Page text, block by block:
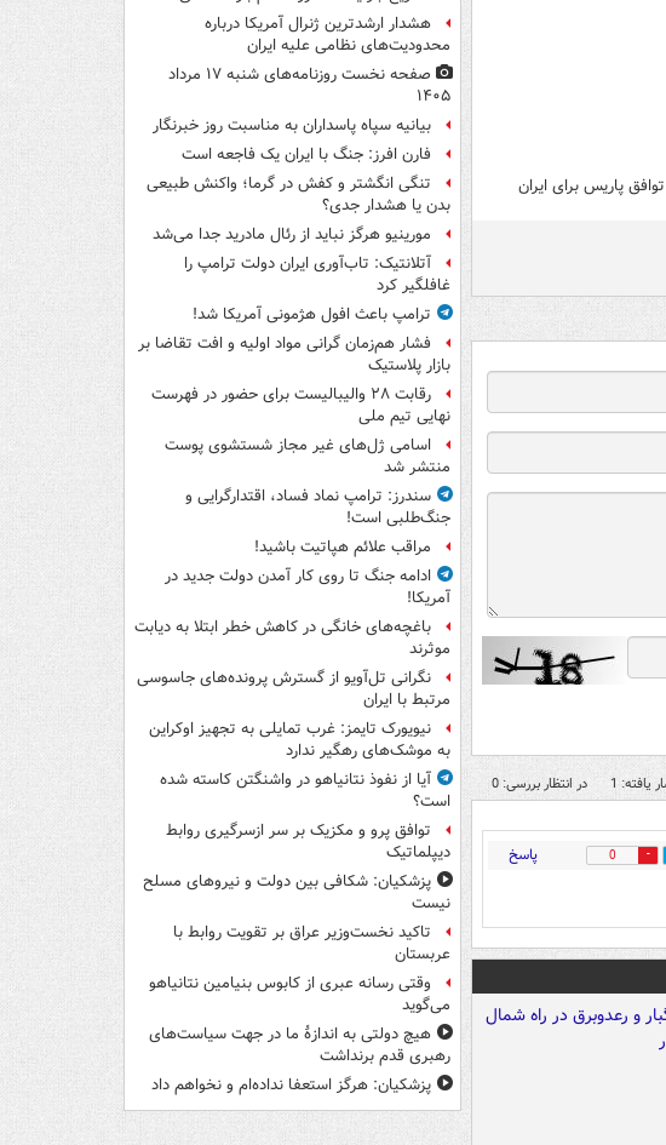
یافته: 1 در انتظار بررسی: 0
0 پاسخ
هشدار ارشدترین ژنرال آمریکا درباره
محدودیت‌های نظامی علیه ایران
صفحه نخست روزنامه‌های شنبه ۱۷ مرداد
۱۴۰۵
بیانیه سپاه پاسداران به مناسبت روز خبرنگار
فارن افرز: جنگ با ایران یک فاجعه است
تنگی انگشتر و کفش در گرما؛ واکنش طبیعی
بدن یا هشدار جدی؟
مورینیو هرگز نباید از رئال مادرید جدا می‌شد
آتلانتیک: تاب‌آوری ایران دولت ترامپ را
غافلگیر کرد
ترامپ باعث افول هژمونی آمریکا شد!
فشار هم‌زمان گرانی مواد اولیه و افت تقاضا بر
بازار پلاستیک
رقابت ۲۸ والیبالیست برای حضور در فهرست
نهایی تیم ملی
اسامی ژل‌های غیر مجاز شستشوی پوست
منتشر شد
سندرز: ترامپ نماد فساد، اقتدارگرایی و
جنگ‌طلبی است!
مراقب علائم هپاتیت باشید!
ادامه جنگ تا روی کار آمدن دولت جدید در
آمریکا!
باغچه‌های خانگی در کاهش خطر ابتلا به دیابت
موثرند
نگرانی تل‌آویو از گسترش پرونده‌های جاسوسی
مرتبط با ایران
نیویورک تایمز: غرب تمایلی به تجهیز اوکراین
به موشک‌های رهگیر ندارد
آیا از نفوذ نتانیاهو در واشنگتن کاسته شده
است؟
توافق پرو و مکزیک بر سر ازسرگیری روابط
دیپلماتیک
پزشکیان: شکافی بین دولت و نیروهای مسلح
نیست
تاکید نخست‌وزیر عراق بر تقویت روابط با
عربستان
وقتی رسانه عبری از کابوس بنیامین نتانیاهو
می‌گوید
هیچ دولتی به اندازۀ ما در جهت سیاست‌های
رهبری قدم برنداشت
پزشکیان: هرگز استعفا نداده‌ام و نخواهم داد